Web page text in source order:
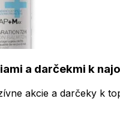
a darčekmi k
akcie a darčeky k